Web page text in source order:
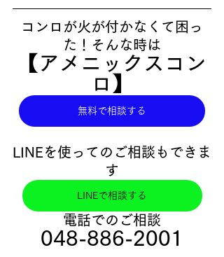
コンロが火が付かなくて困っ
た！そんな時は
【アメニックスコン
ロ】
無料で相談する
LINEを使ってのご相談もできま
す
LINEで相談する
電話でのご相談
048-886-2001